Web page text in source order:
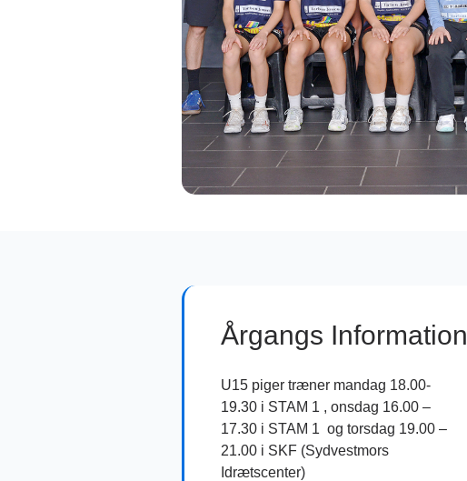
Årgangs Information
U15 piger træner mandag 18.00-
19.30 i STAM 1 , onsdag 16.00 –
17.30 i STAM 1 og torsdag 19.00 –
21.00 i SKF (Sydvestmors
Idrætscenter)